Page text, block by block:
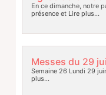
En ce dimanche, notre
présence etLire plus…
Messes du 29
Semaine 26 Lundi 29
plus…